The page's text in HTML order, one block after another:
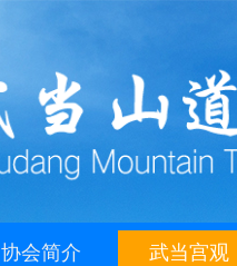
协会简介 武当宫观